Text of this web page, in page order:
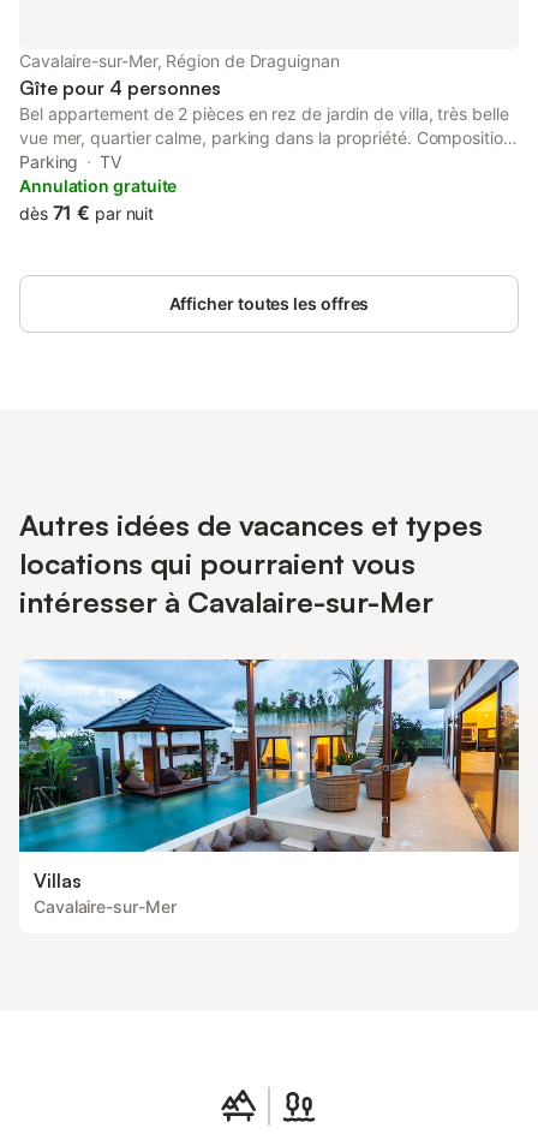
équipement non indiqué n'est pas considéré comme présent.
Sauf indication de borne de charge électrique présente dans le
logement
Cavalaire-sur-Mer, Région de Draguignan
Gîte pour 4 personnes
Bel appartement de 2 pièces en rez de jardin de villa, très belle
vue mer, quartier calme, parking dans la propriété. Composition
: séjour : 1 lit de 140, TV, cuisine américaine équipée : lave
vaisselle, four, plaques vitro, micro-ondes, réfrigérateur-
congélateur, chambre deux lits une personne, salle de bains :
Parking
TV
Annulation gratuite
dès 71 € par nuit
Afficher toutes les offres
Autres idées de vacances et types
locations qui pourraient vous
intéresser à Cavalaire-sur-Mer
Villas
Cavalaire-sur-Mer